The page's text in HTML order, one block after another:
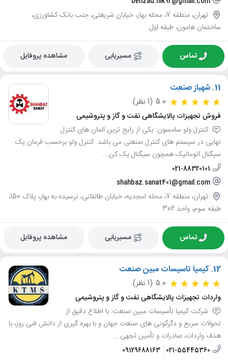
تهران، منطقه 7، محله بهار، خیابان شریعتی، جنب بانک کشاورزی،
ساختمان هامون، طبقه اول
تماس مسیریابی مشاهده پروفایل
11. شهباز صنعت
5.0 (1 نظر)
فروش تجهیزات پالایشگاهی نفت و گاز و پتروشیمی
کنترل ولو سامسون: یکی از رایج ترین المان های کنترل
نهایی در سیستم های کنترل صنعتی می باشد. کنترل ولو برحسب فرمان یک
سیگنال اتوماتیک همچون سیگنال یک کن...
021-88320101
shahbaz.sanat401@gmail.com
تهران، منطقه 7، محله امجدیه، خیابان طالقانی، نرسیده به بهار، پلاک 150،
طبقه سوم، واحد 302
تماس مسیریابی مشاهده پروفایل
12. کیمیا تاسیسات مبین صنعت
5.0 (1 نظر)
واردات تجهیزات پالایشگاهی نفت و گاز و پتروشیمی
شرکت کیمیا تأسیسات مبین صنعت: با اطلاع دقیق از
تحولات سریع و دگرگونی های صنعت جهان و با بهره گیری از دانش فنی روز، با
هدف واردات، صادرات و تأمین تجهی...
021-55445360
09129688163